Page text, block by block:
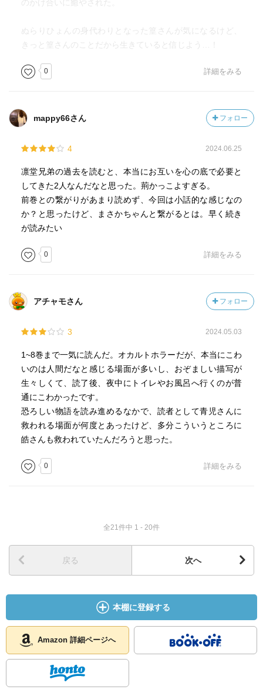
のかけ合いに癒やされた。
ぬらりひょんの身代わりとなった篁さんが気になるけど、
きっと篁さんのことだから生きていると信じよう…！
0 詳細をみる
mappy66さん フォロー
4 2024.06.25
凛堂兄弟の過去を読むと、本当にお互いを心の底で必要と
してきた2人なんだなと思った。荊かっこよすぎる。
前巻との繋がりがあまり読めず、今回は小話的な感じなの
か？と思ったけど、まさかちゃんと繋がるとは。早く続き
が読みたい
0 詳細をみる
アチャモさん フォロー
3 2024.05.03
1~8巻まで一気に読んだ。オカルトホラーだが、本当にこわ
いのは人間だなと感じる場面が多いし、おぞましい描写が
生々しくて、読了後、夜中にトイレやお風呂へ行くのが普
通にこわかったです。
恐ろしい物語を読み進めるなかで、読者として青児さんに
救われる場面が何度とあったけど、多分こういうところに
皓さんも救われていたんだろうと思った。
0 詳細をみる
全21件中 1 - 20件
戻る 次へ
本棚に登録する
Amazon 詳細ページへ